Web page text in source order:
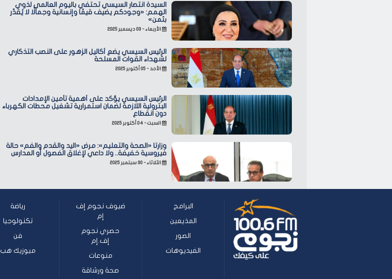
السيدة انتصار السيسي تحتفي باليوم العالمي لذوي
الهمم: «وجودكم يضيف قيمًا وإنسانية وجمالًا لا يُقدّر
بثمن»
الأربعاء - ٠٣ ديسمبر ٢٠٢٥
الرئيس السيسي يضع أكاليل الزهور على النصب التذكاري
لشهداء القوات المسلحة
الأحد - ٠٥ أكتوبر ٢٠٢٥
الرئيس السيسي يؤكد على أهمية تأمين الإمدادات
البترولية اللازمة لضمان استمرارية تشغيل محطات الكهرباء
دون انقطاع
السبت - ٠٤ أكتوبر ٢٠٢٥
وزارتا «الصحة والتعليم»: مرض «اليد والقدم والفم» حالة
فيروسية خفيفة.. ولا داعي لإغلاق الفصول أو المدارس
الثلاثاء - ٣٠ سبتمبر ٢٠٢٥
البرامج
المذيعين
الصور
الفيديوهات
ضيوف نجوم إف
إم
حصري نجوم
إف.إم
منوعات
صحة ورشاقة
رياضة
تكنولوجيا
فن
ميوزيك هب